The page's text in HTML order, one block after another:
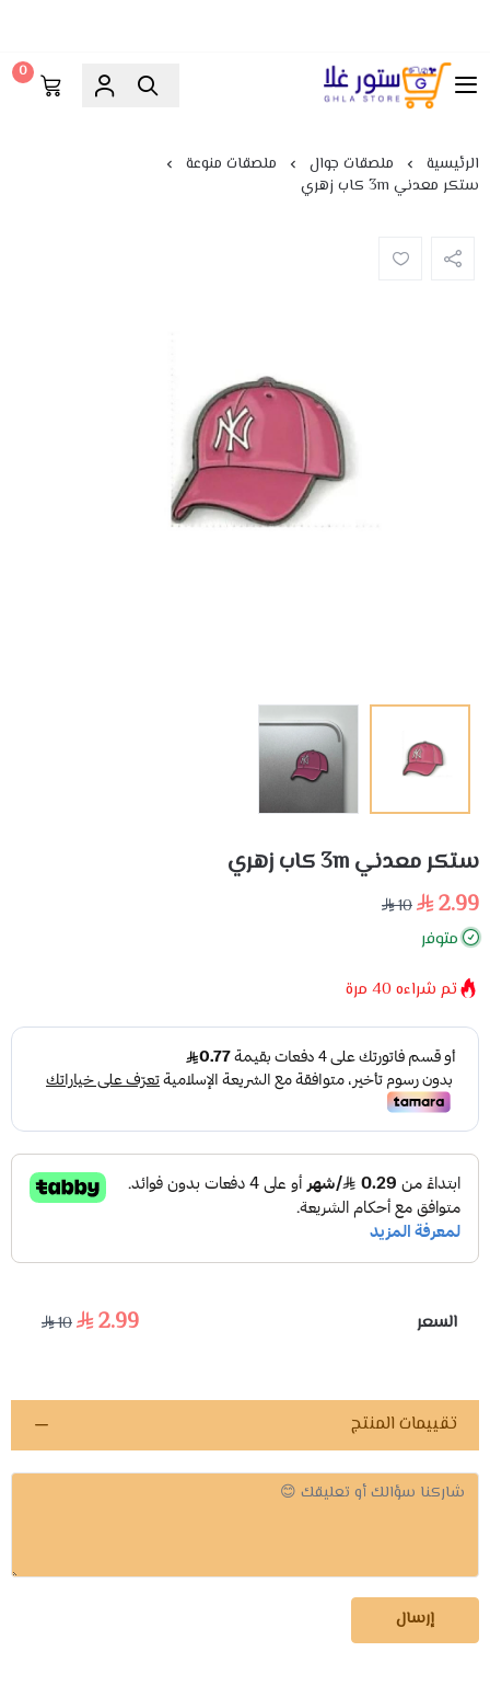
ستور غلا
0
الرئيسية ملصقات جوال
ملصقات منوعة
ستكر معدني 3m كاب زهري
ستكر معدني 3m كاب زهري
2.99
10
متوفر
تم شراءه 40 مرة
السعر 2.99
10
تقييمات المنتج
إرسال